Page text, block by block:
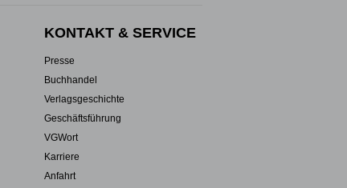
KONTAKT & SERVICE
Presse
Buchhandel
Verlagsgeschichte
Geschäftsführung
VGWort
Karriere
Anfahrt